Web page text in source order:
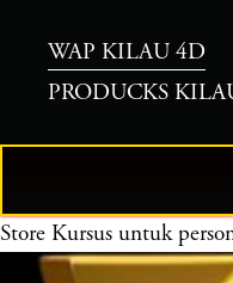
WAP KILAU 4D
PRODUCKS
Store Kursus untuk